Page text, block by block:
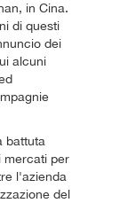
in Cina.
di questi
dei
alcuni
battuta
mercati per
l'azienda
del